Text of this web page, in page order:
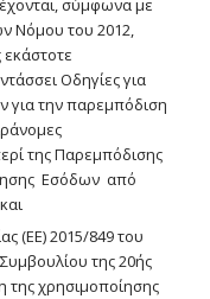
σύμφωνα με
Νόμου του 2012,
Οδηγίες για
για την παρεμπόδιση
της Παρεμπόδισης
Εσόδων από
(ΕΕ) 2015/849 του
της 20ής
της χρησιμοποίησης